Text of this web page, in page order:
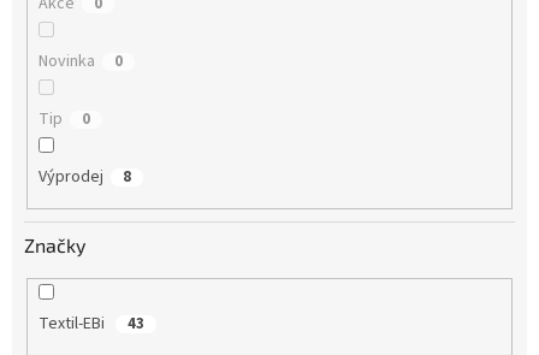
Novinka 0
Tip 0
Výprodej 8
Značky
Textil-EBi 43